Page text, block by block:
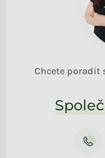
Chcete poradit